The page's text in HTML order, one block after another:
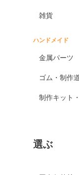
雑貨
ハンドメイド
金属パーツ
ゴム・制作
制作キット
選ぶ